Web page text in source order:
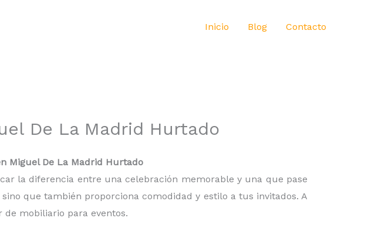
Inicio Blog Contacto
De La Madrid Hurtado
Miguel De La Madrid Hurtado
la diferencia entre una celebración memorable y una que pase
que también proporciona comodidad y estilo a tus invitados. A
mobiliario para eventos.